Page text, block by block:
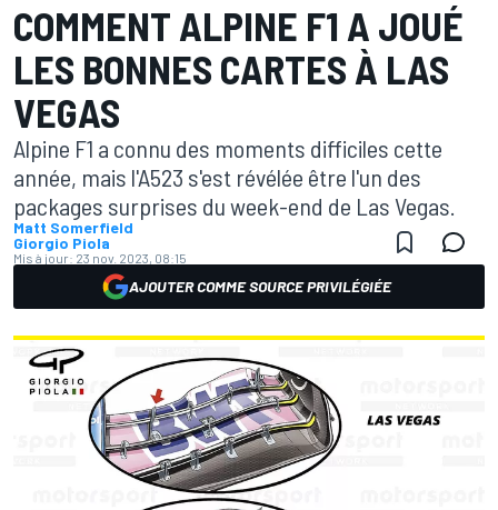
COMMENT ALPINE F1 A JOUÉ
LES BONNES CARTES À LAS
VEGAS
Alpine F1 a connu des moments difficiles cette
année, mais l'A523 s'est révélée être l'un des
packages surprises du week-end de Las Vegas.
Matt Somerfield
Giorgio Piola
Mis à jour: 23 nov. 2023, 08:15
AJOUTER COMME SOURCE PRIVILÉGIÉE